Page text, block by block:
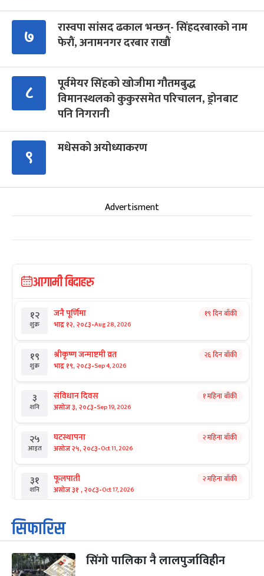
७
रास्वपा सांसद ढकाल भन्छन्- सिंहदरबारको नाम
फेरौं, अनामनगर दरबार राखौं
८
पूर्वमेयर सिंहको खोजीमा गौतमबुद्ध
विमानस्थलको कुकुरसमेत परिचालन, ड्रोनबाट
पनि निगरानी
९ मधेसको अयोध्याकरण
Advertisment
आगामी बिदाहरु
१२
शुक्र
जनै पूर्णिमा
भाद्र १२, २०८३-Aug 28, 2026
१९ दिन बाँकी
१९
शुक्र
श्रीकृष्ण जन्माष्टमी व्रत
भाद्र १९, २०८३-Sep 4, 2026
२६ दिन बाँकी
३
शनि
संविधान दिवस
असोज ३, २०८३-Sep 19, 2026
१ महिना बाँकी
२५
आइत
घटस्थापना
असोज २५, २०८३-Oct 11, 2026
२ महिना बाँकी
३१
शनि
फूलपाती
असोज ३१ , २०८३-Oct 17, 2026
२ महिना बाँकी
१
आइत
कार्तिक सङ्क्रान्ति
कार्तिक १, २०८३
३
मंगल
महानवमी
कार्तिक ३, २०८३
२ महिना बाँकी
सिफारिस
सिंगो पालिका नै लालपुर्जाविहीन